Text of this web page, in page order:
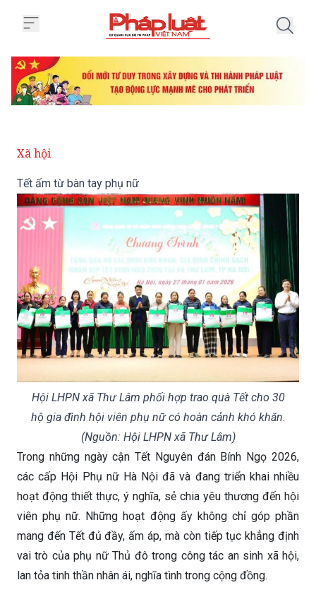
Xã hội
Tết ấm từ bàn tay phụ nữ
Hội LHPN xã Thư Lâm phối hợp trao quà Tết cho 30
hộ gia đình hội viên phụ nữ có hoàn cảnh khó khăn.
(Nguồn: Hội LHPN xã Thư Lâm)
Trong những ngày cận Tết Nguyên đán Bính Ngọ 2026,
các cấp Hội Phụ nữ Hà Nội đã và đang triển khai nhiều
hoạt động thiết thực, ý nghĩa, sẻ chia yêu thương đến hội
viên phụ nữ. Những hoạt động ấy không chỉ góp phần
mang đến Tết đủ đầy, ấm áp, mà còn tiếp tục khẳng định
vai trò của phụ nữ Thủ đô trong công tác an sinh xã hội,
lan tỏa tinh thần nhân ái, nghĩa tình trong cộng đồng.